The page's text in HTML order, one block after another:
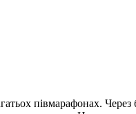
півмарафонах.